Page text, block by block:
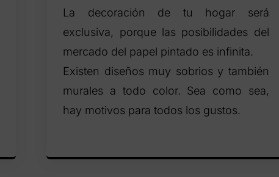
La decoración de tu hogar será
exclusiva, porque las posibilidades del
mercado del papel pintado es infinita.
Existen diseños muy sobrios y también
murales a todo color. Sea como sea,
hay motivos para todos los gustos.